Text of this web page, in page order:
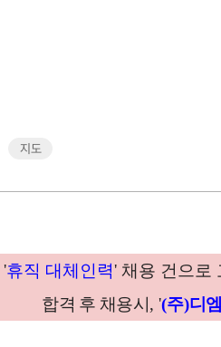
지도
'휴직 대체인력' 채용 건으로
합격 후 채용시 , '(주)디